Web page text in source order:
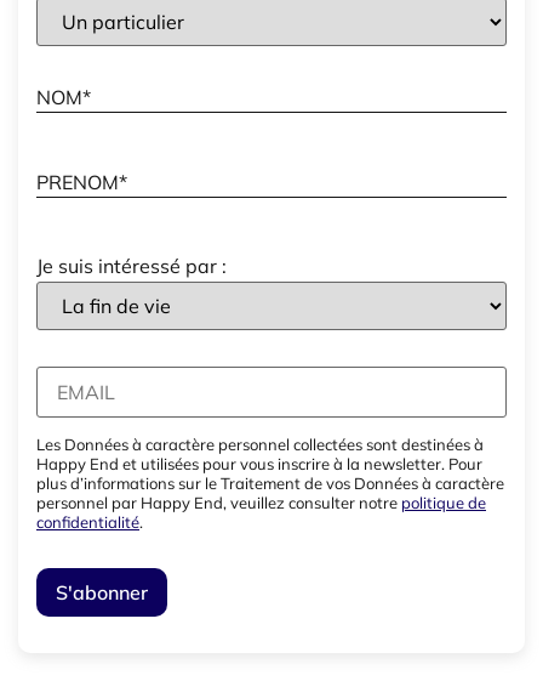
Je suis intéressé par :
Les Données à caractère personnel collectées sont destinées à
Happy End et utilisées pour vous inscrire à la newsletter. Pour
plus d’informations sur le Traitement de vos Données à caractère
personnel par Happy End, veuillez consulter notre politique de
confidentialité.